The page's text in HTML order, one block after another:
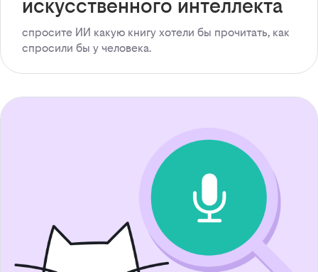
искусственного интеллекта
спросите ИИ какую книгу хотели бы прочитать, как
спросили бы у человека.